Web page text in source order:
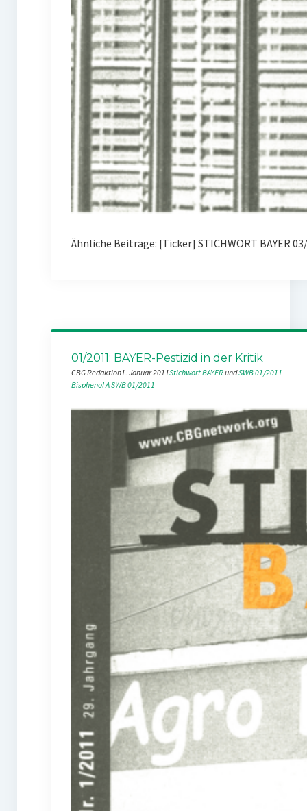
Ähnliche Beiträge: [Ticker] STICHWORT BAYER
01/2011: BAYER-Pestizid in der Kritik
CBG Redaktion1. Januar 2011Stichwort BAYER und SWB 01/2011
Bisphenol ASWB 01/2011